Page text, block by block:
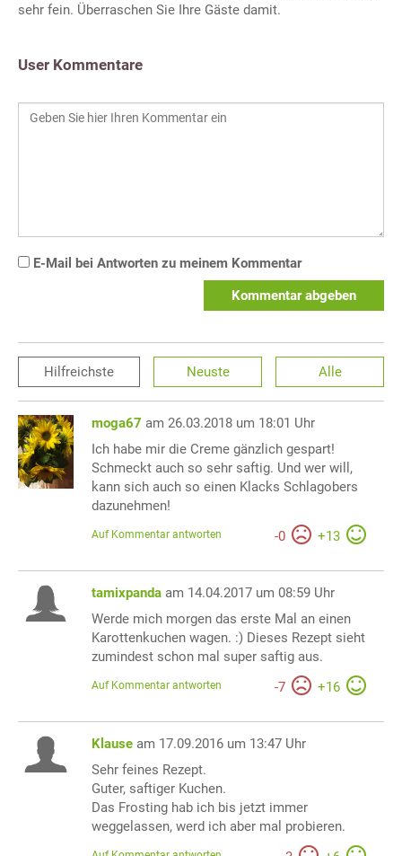
sehr fein. Überraschen Sie Ihre Gäste damit.
User Kommentare
E-Mail bei Antworten zu meinem Kommentar
Kommentar abgeben
Hilfreichste Neuste Alle
moga67 am 26.03.2018 um 18:01 Uhr
Ich habe mir die Creme gänzlich gespart!
Schmeckt auch so sehr saftig. Und wer will,
kann sich auch so einen Klacks Schlagobers
dazunehmen!
-0 +13
Auf Kommentar antworten
tamixpanda am 14.04.2017 um 08:59 Uhr
Werde mich morgen das erste Mal an einen
Karottenkuchen wagen. :) Dieses Rezept sieht
zumindest schon mal super saftig aus.
-7 +16
Auf Kommentar antworten
Klause am 17.09.2016 um 13:47 Uhr
Sehr feines Rezept.
Guter, saftiger Kuchen.
Das Frosting hab ich bis jetzt immer
weggelassen, werd ich aber mal probieren.